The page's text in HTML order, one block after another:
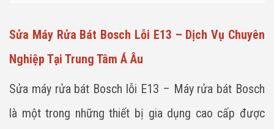
Sửa Máy Rửa Bát Bosch Lỗi E13 – Dịch Vụ Chuyên
Nghiệp Tại Trung Tâm Á Âu
Sửa máy rửa bát Bosch lỗi E13 – Máy rửa bát Bosch
là một trong những thiết bị gia dụng cao cấp được